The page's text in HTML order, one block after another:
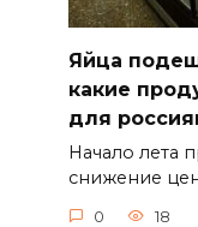
Яйца
какие
для
Начало лета
снижение
0 18